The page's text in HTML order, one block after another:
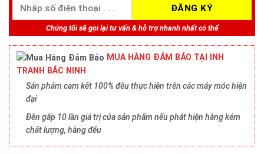
Chúng tôi sẽ gọi lại tư vấn & hỗ trợ nhanh nhất có thể
MUA HÀNG ĐẢM BẢO TẠI INH
TRANH BẮC NINH
Sản phảm cam kết 100% đều thực hiện trên các máy móc hiện
đại
Đền gấp 10 lần giá trị của sản phẩm nếu phát hiện hàng kém
chất lượng, hàng đểu